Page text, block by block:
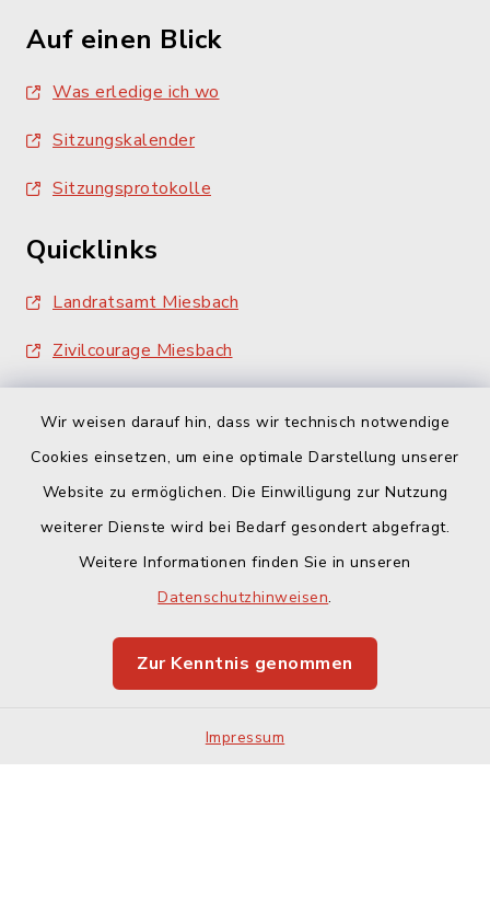
Wir weisen darauf hin, dass wir technisch notwendige
Cookies einsetzen, um eine optimale Darstellung unserer
Website zu ermöglichen. Die Einwilligung zur Nutzung
weiterer Dienste wird bei Bedarf gesondert abgefragt.
Weitere Informationen finden Sie in unseren
Datenschutzhinweisen.
Zur Kenntnis genommen
Impressum
Auf einen Blick
Was erledige ich wo
Sitzungskalender
Sitzungsprotokolle
Quicklinks
Landratsamt Miesbach
Zivilcourage Miesbach
Barrierefreiheit
Impressum
Sitemap